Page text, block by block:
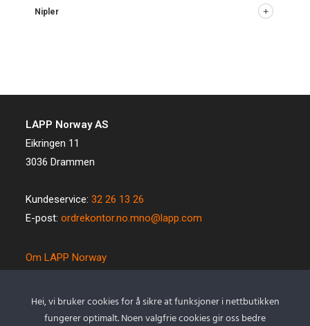
Nipler
LAPP Norway AS
Eikringen 11
3036 Drammen
Kundeservice:32 26 13 26
E-post:ordrekontor.no.mno@lapp.com
Om LAPP Norway
Kvalitet og miljø
Betingelser
Hei, vi bruker cookies for å sikre at funksjoner i nettbutikken
fungerer optimalt. Noen valgfrie cookies gir oss bedre